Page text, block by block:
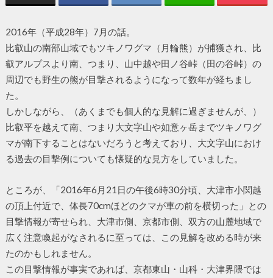
2016年（平成28年）7月の話。
比叡山の南部山域でもツキノワグマ（月輪熊）が捕獲され、比
叡アルプスより南、つまり、山中越や田ノ谷峠（田の谷峠）の
周辺でも野生の熊が目撃されるようになって数年が経ちまし
た。
しかしながら、（あくまでも個人的な見解に過ぎませんが、）
比叡平を越えて南、つまり大文字山や如意ヶ岳までツキノワグ
マが南下することはないだろうと考えており、大文字山におけ
る過去の目撃例についても懐疑的な見方をしていました。
ところが、「2016年6月21日の午後6時30分頃、大津市小関越
の頂上付近で、体長70cmほどのクマが車の前を横切った」との
目撃情報が寄せられ、大津市側、京都市側、双方の山麓地域で
広く注意喚起がなされるに至っては、この見解を改める時が来
たのかもしれません。
この目撃情報が事実であれば、京都東山・山科・大津界隈では